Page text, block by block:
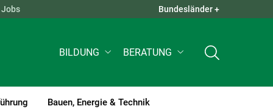
QUICK LINKS +
Jobs Bundesländer +
BILDUNG BERATUNG
Bauen, Energie & Technik